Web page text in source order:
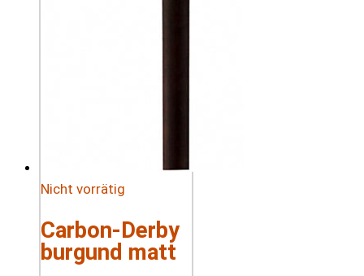
Nicht vorrätig
Carbon-Derby
burgund matt